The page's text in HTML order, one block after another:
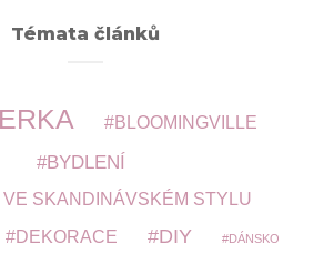
Témata článků
BLOOMINGVILLE
BYDLENÍ
SKANDINÁVSKÉM STYLU
DEKORACE DIY DÁNSKO